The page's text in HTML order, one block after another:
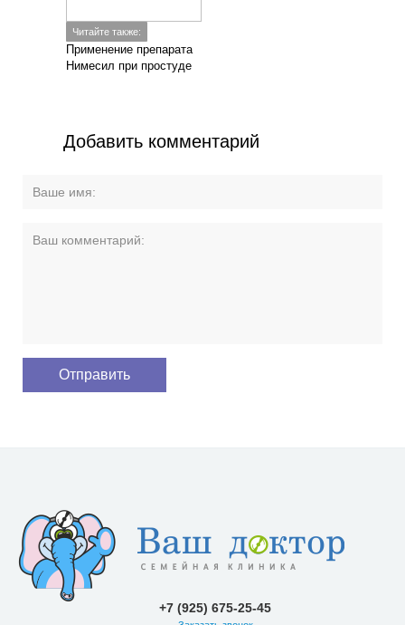
Читайте также:
Применение препарата
Нимесил при простуде
Добавить комментарий
+7 (925) 675-25-45